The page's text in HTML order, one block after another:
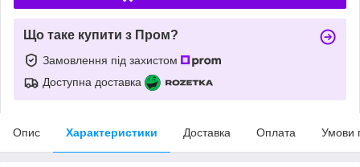
Що таке купити з Пром?
Замовлення під захистом
Доступна доставка
Опис Характеристики Доставка Оплата Умови